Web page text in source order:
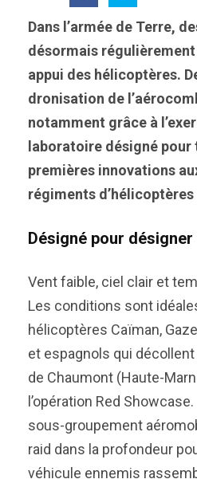
Dans l’armée de Terre,
désormais
appui des hélicoptères.
dronisation de
notamment grâce à
laboratoire désigné
premières innovations
régiments
Désigné pour désigner
Vent faible, ciel clair et
Les conditions sont
hélicoptères Caïman,
et espagnols qui
de Chaumont (Haute-
l’opération Red
sous-groupement
raid dans la profondeur
véhicule ennemis